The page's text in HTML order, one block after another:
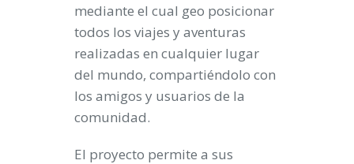
mediante el cual geo posicionar
todos los viajes y aventuras
realizadas en cualquier lugar
del mundo, compartiéndolo con
los amigos y usuarios de la
comunidad.
El proyecto permite a sus